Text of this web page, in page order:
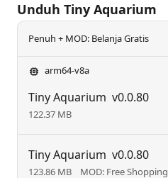
ini!
Unduh Tiny Aquarium
Penuh + MOD: Belanja Gratis
arm64-v8a
Tiny Aquarium v0.0.80
122.37 MB
Tiny Aquarium v0.0.80
123.86 MB MOD: Free Shopping